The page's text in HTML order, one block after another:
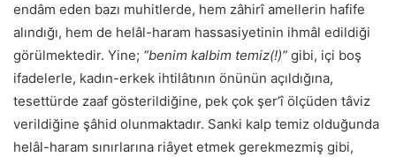
endâm eden bazı muhitlerde, hem zâhirî amellerin hafife
alındığı, hem de helâl-haram hassasiyetinin ihmâl edildiği
görülmektedir. Yine; “benim kalbim temiz(!)” gibi, içi boş
ifadelerle, kadın-erkek ihtilâtının önünün açıldığına,
tesettürde zaaf gösterildiğine, pek çok şerʼî ölçüden tâviz
verildiğine şâhid olunmaktadır. Sanki kalp te­miz olduğunda
helâl-haram sınırlarına riâyet etmek gerekmezmiş gibi,